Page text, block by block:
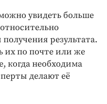
увидеть больше
результата.
их по почте или же
когда необходима
делают её